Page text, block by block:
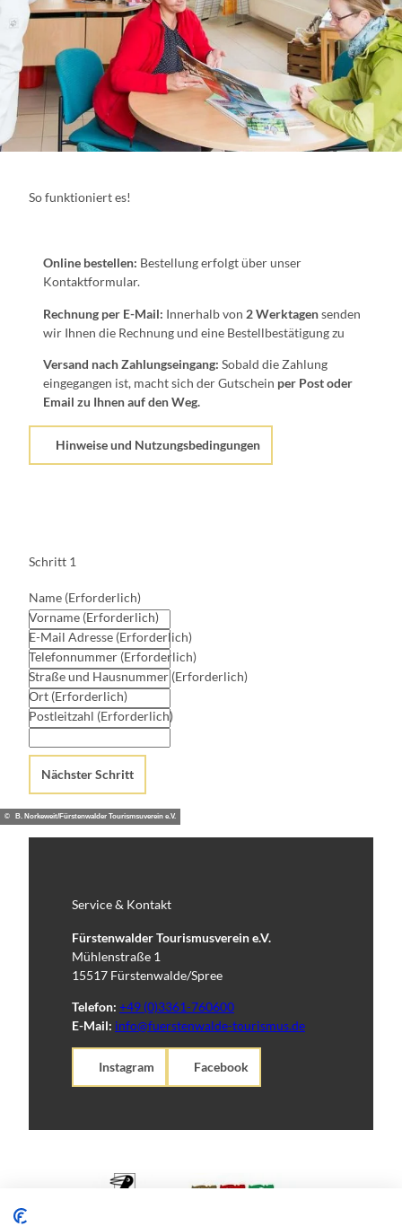
So funktioniert es!
Online bestellen: Bestellung erfolgt über unser
Kontaktformular.
Rechnung per E-Mail: Innerhalb von 2 Werktagensenden
wir Ihnen die Rechnung und eine Bestellbestätigung zu
Versand nach Zahlungseingang: Sobald die Zahlung
eingegangen ist, macht sich der Gutschein per Post oder
Email zu Ihnen auf den Weg.
Hinweise und Nutzungsbedingungen
Schritt 1
Name (Erforderlich)
Vorname (Erforderlich)
E-Mail Adresse (Erforderlich)
Telefonnummer (Erforderlich)
Straße und Hausnummer (Erforderlich)
Ort (Erforderlich)
Postleitzahl (Erforderlich)
Nächster Schritt
© B. Norkeweit/Fürstenwalder Tourismsuverein e.V.
Service & Kontakt
Fürstenwalder Tourismusverein e.V.
Mühlenstraße 1
15517 Fürstenwalde/Spree
Telefon: +49 (0)3361-760600
E-Mail: info@fuerstenwalde-tourismus.de
Instagram Facebook